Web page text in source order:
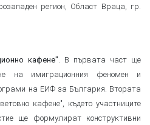
регион, Област Враца, гр.
кафене". В първата част ще
на имиграционния феномен и
на ЕИФ за България. Втората
кафене", където участниците
ще формулират конструктивни